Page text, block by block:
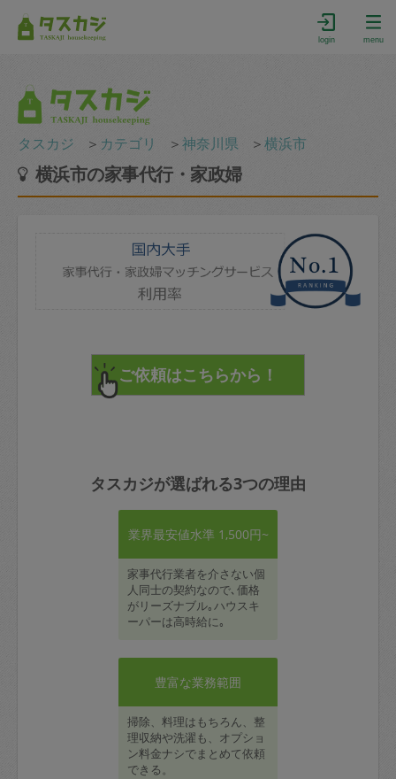
login menu
タスカジ ＞ カテゴリ ＞神奈川県 ＞横浜市
横浜市の家事代行・家政婦
タスカジが選ばれる3つの理由
業界最安値水準 1,500円~
家事代行業者を介さない個
人同士の契約なので､価格
がリーズナブル｡ハウスキ
ーパーは高時給に｡
豊富な業務範囲
掃除、料理はもちろん、整
理収納や洗濯も、オプショ
ン料金ナシでまとめて依頼
できる。